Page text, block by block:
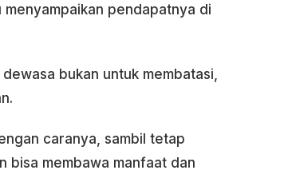
pendapatnya di
bukan untuk membatasi,
caranya, sambil tetap
bisa membawa manfaat dan